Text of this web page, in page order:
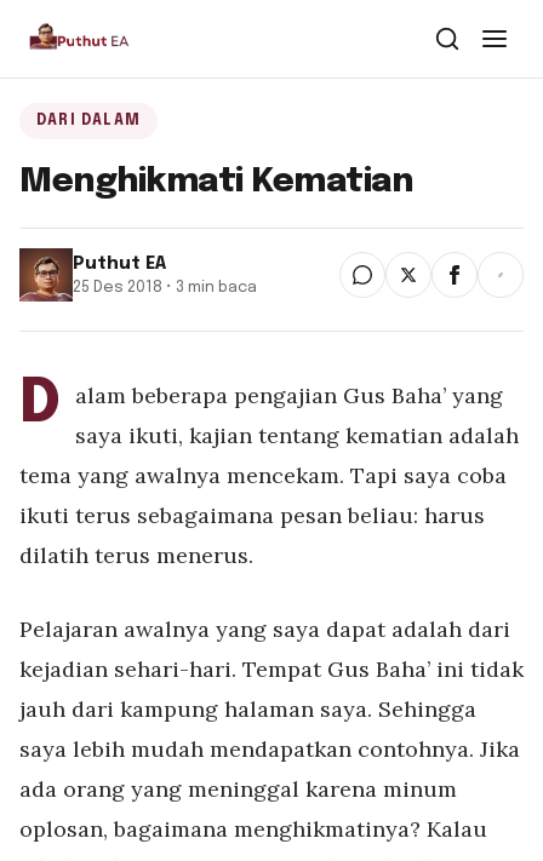
Dari Dalam
Dari Kawan
Buku
Tentang
Puthut EA
Situsweb
DARI DALAM
Menghikmati Kematian
Puthut EA
25 Des 2018 • 3 min baca
D
alam beberapa pengajian Gus Baha’ yang
saya ikuti, kajian tentang kematian adalah
tema yang awalnya mencekam. Tapi saya coba
ikuti terus sebagaimana pesan beliau: harus
dilatih terus menerus.
Pelajaran awalnya yang saya dapat adalah dari
kejadian sehari-hari. Tempat Gus Baha’ ini tidak
jauh dari kampung halaman saya. Sehingga
saya lebih mudah mendapatkan contohnya. Jika
ada orang yang meninggal karena minum
oplosan, bagaimana menghikmatinya? Kalau